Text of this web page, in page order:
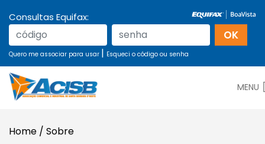
Consultas Equifax:
Quero me associar para usar | Esqueci o código ou senha
MENU
Home / Sobre